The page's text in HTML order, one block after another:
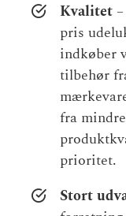
Kvalitet
pris
indkøber
tilbehør
fra
prioritet.
Stort